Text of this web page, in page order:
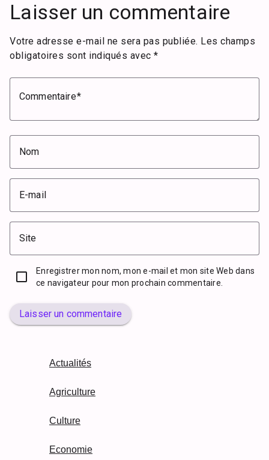
Laisser un commentaire
Votre adresse e-mail ne sera pas publiée. Les champs
obligatoires sont indiqués avec *
Commentaire
Nom
E-mail
Site
Enregistrer mon nom, mon e-mail et mon site Web dans
ce navigateur pour mon prochain commentaire.
Laisser un commentaire
Actualités
Agriculture
Culture
Economie